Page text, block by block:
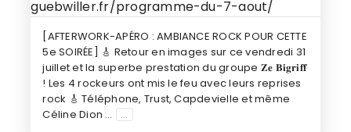
[AFTERWORK-APÉRO : AMBIANCE ROCK POUR CETTE
5e SOIRÉE] 🎸 Retour en images sur ce vendredi 31
juillet et la superbe prestation du groupe 𝐙𝐞 𝐁𝐢𝐠𝐫𝐢𝐟𝐟
! Les 4 rockeurs ont mis le feu avec leurs reprises
rock 🎸 Téléphone, Trust, Capdevielle et même
Céline Dion …
...